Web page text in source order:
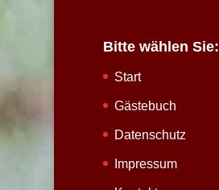
Bitte wählen Sie:
Start
Gästebuch
Datenschutz
Impressum